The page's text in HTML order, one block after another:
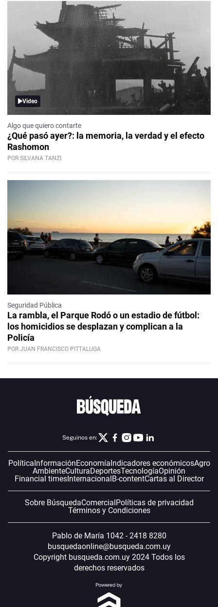
Video
Algo que quiero contarte
¿Qué pasó ayer?: la memoria, la verdad y el efecto
Rashomon
POR SILVANA TANZI
Seguridad Pública
La rambla, el Parque Rodó o un estadio de fútbol:
los homicidios se desplazan y complican a la
Policía
POR JUAN FRANCISCO PITTALUGA
Seguinos en:
PolíticaInformaciónEconomíaIndicadores económicosAgro
AmbienteCulturaDeportesTecnologíaOpinión
Financial timesInternacionalB-contentCartas al Director
Sobre BúsquedaComercialPolíticas de privacidad
Términos y Condiciones
Pablo de María 1042 - 2418 8280
busquedaonline@busqueda.com.uy
Copyright busqueda.com.uy 2024 Todos los
derechos reservados